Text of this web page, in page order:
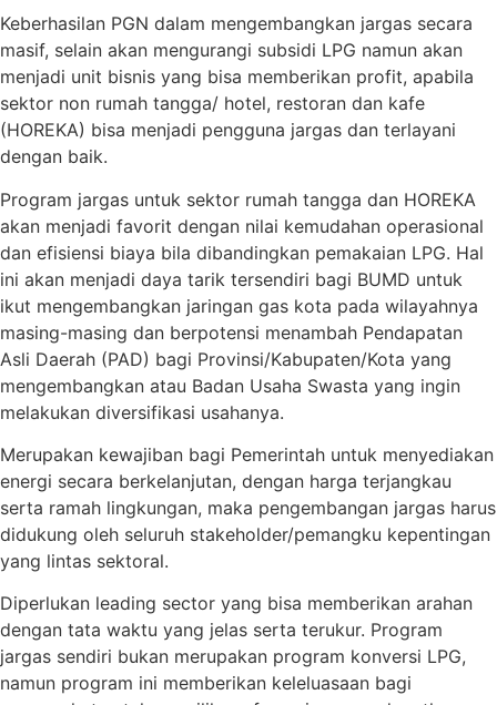
Keberhasilan PGN dalam mengembangkan jargas secara
masif, selain akan mengurangi subsidi LPG namun akan
menjadi unit bisnis yang bisa memberikan profit, apabila
sektor non rumah tangga/ hotel, restoran dan kafe
(HOREKA) bisa menjadi pengguna jargas dan terlayani
dengan baik.
Program jargas untuk sektor rumah tangga dan HOREKA
akan menjadi favorit dengan nilai kemudahan operasional
dan efisiensi biaya bila dibandingkan pemakaian LPG. Hal
ini akan menjadi daya tarik tersendiri bagi BUMD untuk
ikut mengembangkan jaringan gas kota pada wilayahnya
masing-masing dan berpotensi menambah Pendapatan
Asli Daerah (PAD) bagi Provinsi/Kabupaten/Kota yang
mengembangkan atau Badan Usaha Swasta yang ingin
melakukan diversifikasi usahanya.
Merupakan kewajiban bagi Pemerintah untuk menyediakan
energi secara berkelanjutan, dengan harga terjangkau
serta ramah lingkungan, maka pengembangan jargas harus
didukung oleh seluruh stakeholder/pemangku kepentingan
yang lintas sektoral.
Diperlukan leading sector yang bisa memberikan arahan
dengan tata waktu yang jelas serta terukur. Program
jargas sendiri bukan merupakan program konversi LPG,
namun program ini memberikan keleluasaan bagi